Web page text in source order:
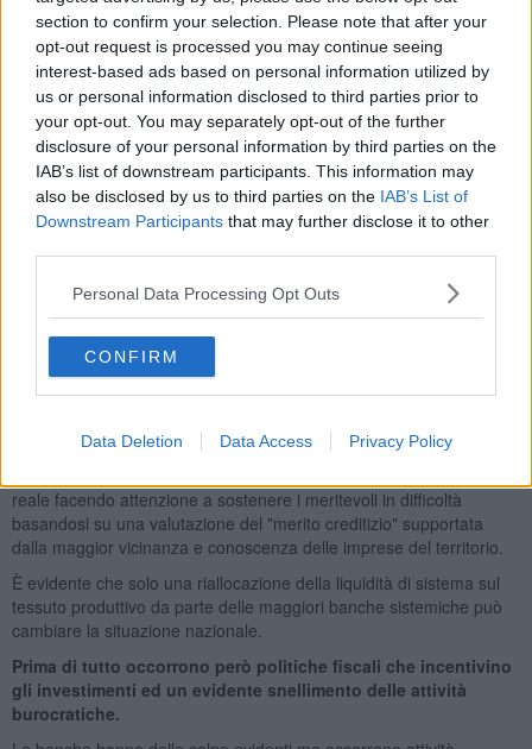
section to confirm your selection. Please note that after your
opt-out request is processed you may continue seeing
interest-based ads based on personal information utilized by
us or personal information disclosed to third parties prior to
your opt-out. You may separately opt-out of the further
disclosure of your personal information by third parties on the
IAB’s list of downstream participants. This information may
also be disclosed by us to third parties on the IAB’s List of
Downstream Participants that may further disclose it to other
Personal Data Processing Opt Outs
CONFIRM
Data Deletion Data Access Privacy Policy
(consumi).
Le principali richieste dei soggetti debitori della banche in questi
anni hanno riguardato le rinegoziazioni di prestiti già erogati al fine
di renderli più sostenibili.
L'argomento principe rimane
IL MERITO CREDITIZIO
cioè la capacità del debitore di rimborsare un prestito.
Di fatto il motivo principale per cui le banche non erogano credito è
perché hanno timore di non essere rimborsate.
realizzo è salita a livello nazionale sopra il 10%, ed in Toscana si
supera il 14%. Ciò significa che, da noi, ogni 100 euro prestati, 14
non saranno rimborsati.
In tale situazione si è accentuata la differenza di comportamento tra
banche di livello nazionale e banche di territorio.
Le prime hanno preferito spostare l'attività prevalente verso la
"finanza" che ha assicurato più importanti ritorni economici.
reale facendo attenzione a sostenere i meritevoli in difficoltà
basandosi su una valutazione del "merito creditizio" supportata
dalla maggior vicinanza e conoscenza delle imprese del territorio.
È evidente che solo una riallocazione della liquidità di sistema sul
tessuto produttivo da parte delle maggiori banche sistemiche può
cambiare la situazione nazionale.
Prima di tutto occorrono però politiche fiscali che incentivino
gli investimenti ed un evidente snellimento delle attività
burocratiche.